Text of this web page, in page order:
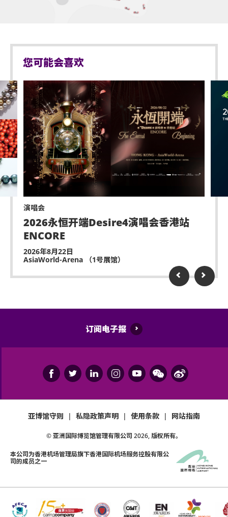
您可能会喜欢
演唱会
2026永恒开端Desire4演唱会香港站
ENCORE
2026年8月22日
AsiaWorld-Arena （1号展馆）
订阅电子报
亚博馆守则 | 私隐政策声明 | 使用条款 | 网站指南
© 亚洲国际博览馆管理有限公司 2026, 版权所有。
本公司为香港机场管理局旗下香港国际机场服务控股有限公
司的成员之一